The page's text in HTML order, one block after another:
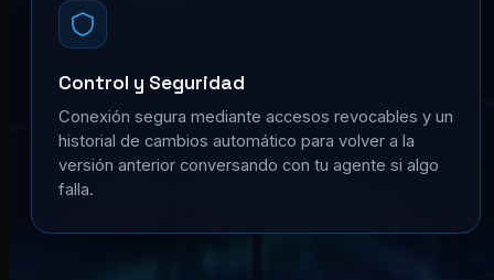
Control y Seguridad
Conexión segura mediante accesos revocables y un
historial de cambios automático para volver a la
versión anterior conversando con tu agente si algo
falla.